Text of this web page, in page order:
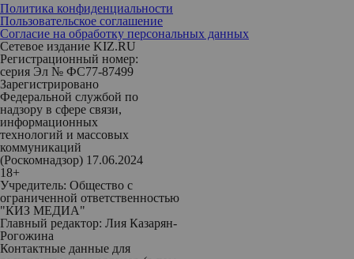
Политика конфиденциальности
Пользовательское соглашение
Согласие на обработку персональных данных
Сетевое издание KIZ.RU
Регистрационный номер:
серия Эл № ФС77-87499
Зарегистрировано
Федеральной службой по
надзору в сфере связи,
информационных
технологий и массовых
коммуникаций
(Роскомнадзор) 17.06.2024
18+
Учредитель: Общество с
ограниченной ответственностью
"КИЗ МЕДИА"
Главный редактор: Лия Казарян-
Рогожина
Контактные данные для